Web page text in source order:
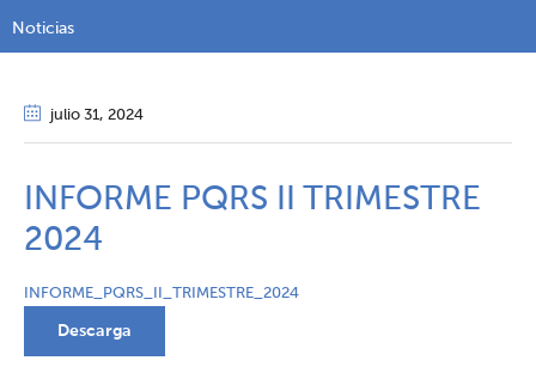
Noticias
julio 31, 2024
INFORME PQRS II TRIMESTRE
2024
INFORME_PQRS_II_TRIMESTRE_2024
Descarga